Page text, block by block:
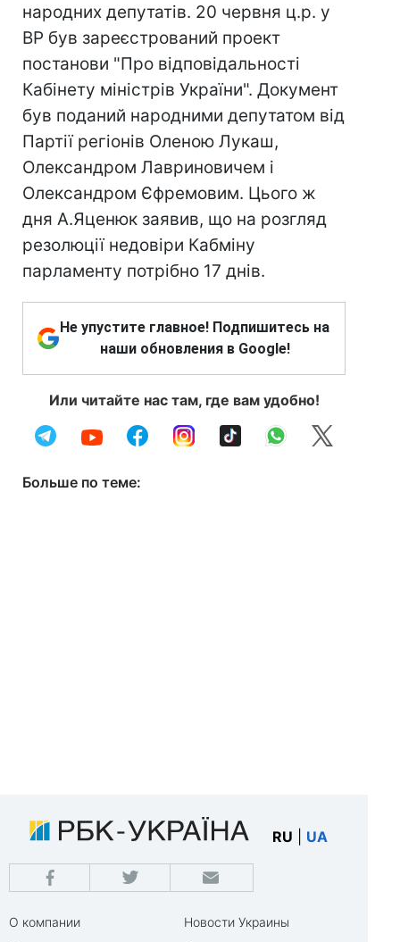
народних депутатів. 20 червня ц.р. у
ВР був зареєстрований проект
постанови "Про відповідальності
Кабінету міністрів України". Документ
був поданий народними депутатом від
Партії регіонів Оленою Лукаш,
Олександром Лавриновичем і
Олександром Єфремовим. Цього ж
дня А.Яценюк заявив, що на розгляд
резолюції недовіри Кабміну
парламенту потрібно 17 днів.
Не упустите главное! Подпишитесь на
наши обновления в Google!
Или читайте нас там, где вам удобно!
Больше по теме:
RU UA
О компании
Новости Украины